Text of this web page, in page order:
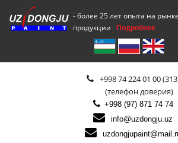
- более 25 лет опыта на
продукции
Подробнее
+998 74 224 01 00
(телефон доверия)
+998 (97) 871 74 74
info@uzdongju.uz